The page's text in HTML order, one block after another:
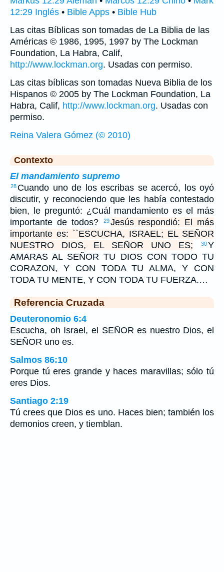
12:29 Inglés • Bible Apps • Bible Hub
Las citas Bíblicas son tomadas de La Biblia de las
Américas © 1986, 1995, 1997 by The Lockman
Foundation, La Habra, Calif,
http://www.lockman.org. Usadas con permiso.
Las citas bíblicas son tomadas Nueva Biblia de los
Hispanos © 2005 by The Lockman Foundation, La
Habra, Calif, http://www.lockman.org. Usadas con
permiso.
Reina Valera Gómez (© 2010)
Contexto
El mandamiento supremo
28 Cuando uno de los escribas se acercó, los oyó
discutir, y reconociendo que les había contestado
bien, le preguntó: ¿Cuál mandamiento es el más
importante de todos?
29 Jesús respondió: El más
importante es: ``ESCUCHA, ISRAEL; EL SEÑOR
NUESTRO DIOS, EL SEÑOR UNO ES;
30Y
AMARAS AL SEÑOR TU DIOS CON TODO TU
CORAZON, Y CON TODA TU ALMA, Y CON
TODA TU MENTE, Y CON TODA TU FUERZA.…
Referencia Cruzada
Deuteronomio 6:4
Escucha, oh Israel, el SEÑOR es nuestro Dios, el
SEÑOR uno es.
Salmos 86:10
Porque tú eres grande y haces maravillas; sólo tú
eres Dios.
Santiago 2:19
Tú crees que Dios es uno. Haces bien; también los
demonios creen, y tiemblan.